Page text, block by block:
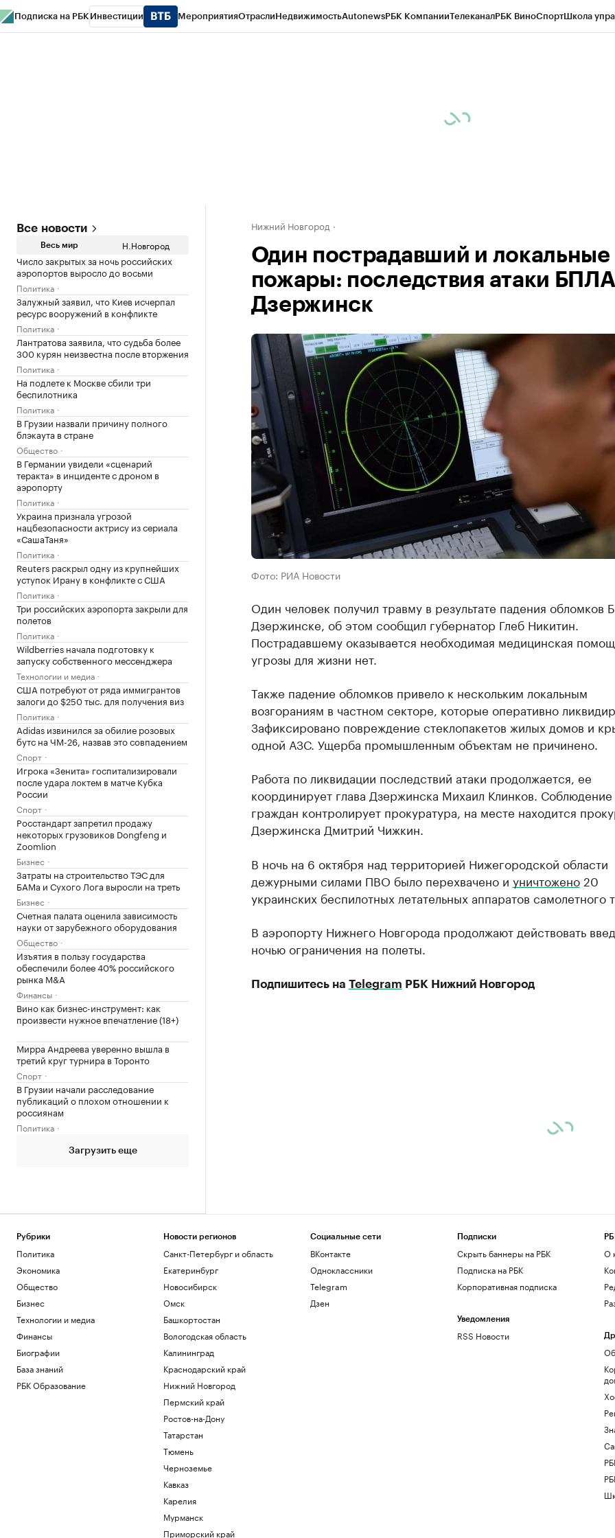
Подписка на РБК Инвестиции МероприятияОтраслиНедвижимостьAutonewsРБК КомпанииТелеканалРБК ВиноСпортШкола
Все новости
Весь мир Н.Новгород
Число закрытых за ночь российских
аэропортов выросло до восьми
Политика
Залужный заявил, что Киев исчерпал
ресурс вооружений в конфликте
Политика
Лантратова заявила, что судьба более
300 курян неизвестна после вторжения
Политика
На подлете к Москве сбили три
беспилотника
Политика
В Грузии назвали причину полного
блэкаута в стране
Общество
В Германии увидели «сценарий
теракта» в инциденте с дроном в
аэропорту
Политика
Украина признала угрозой
нацбезопасности актрису из сериала
«СашаТаня»
Политика
Reuters раскрыл одну из крупнейших
уступок Ирану в конфликте с США
Политика
Три российских аэропорта закрыли для
полетов
Политика
Wildberries начала подготовку к
запуску собственного мессенджера
Технологии и медиа
США потребуют от ряда иммигрантов
залоги до $250 тыс. для получения виз
Политика
Adidas извинился за обилие розовых
бутс на ЧМ-26, назвав это совпадением
Спорт
Игрока «Зенита» госпитализировали
после удара локтем в матче Кубка
России
Спорт
Росстандарт запретил продажу
некоторых грузовиков Dongfeng и
Zoomlion
Бизнес
Затраты на строительство ТЭС для
БАМа и Сухого Лога выросли на треть
Бизнес
Счетная палата оценила зависимость
науки от зарубежного оборудования
Общество
Изъятия в пользу государства
обеспечили более 40% российского
рынка M&A
Финансы
Вино как бизнес-инструмент: как
произвести нужное впечатление (18+)
Мирра Андреева уверенно вышла в
третий круг турнира в Торонто
Спорт
В Грузии начали расследование
публикаций о плохом отношении к
россиянам
Политика
Загрузить еще
Нижний Новгород
Один пострадавший и локальные
пожары: последствия атаки
Дзержинск
Фото: РИА Новости
Один человек получил травму в результате падения обломков
Дзержинске, об этом сообщил губернатор Глеб Никитин.
Пострадавшему оказывается необходимая медицинская
угрозы для жизни нет.
Также падение обломков привело к нескольким локальным
возгораниям в частном секторе, которые оперативно
Зафиксировано повреждение стеклопакетов жилых домов и
одной АЗС. Ущерба промышленным объектам не причинено.
Работа по ликвидации последствий атаки продолжается, ее
координирует глава Дзержинска Михаил Клинков. Соблюдение
граждан контролирует прокуратура, на месте находится
Дзержинска Дмитрий Чижкин.
В ночь на 6 октября над территорией Нижегородской области
дежурными силами ПВО было перехвачено и уничтожено20
украинских беспилотных летательных аппаратов самолетного
В аэропорту Нижнего Новгорода продолжают действовать
ночью ограничения на полеты.
Подпишитесь на Telegram РБК Нижний Новгород
Рубрики
Политика
Экономика
Общество
Бизнес
Технологии и медиа
Финансы
Биографии
База знаний
РБК Образование
Новости регионов
Санкт-Петербург и область
Екатеринбург
Новосибирск
Омск
Башкортостан
Вологодская область
Калининград
Краснодарский край
Нижний Новгород
Пермский край
Ростов-на-Дону
Татарстан
Тюмень
Черноземье
Кавказ
Карелия
Мурманск
Приморский край
Социальные сети
ВКонтакте
Одноклассники
Telegram
Дзен
Подписки
Скрыть баннеры на РБК
Подписка на РБК
Корпоративная подписка
Уведомления
RSS Новости
О